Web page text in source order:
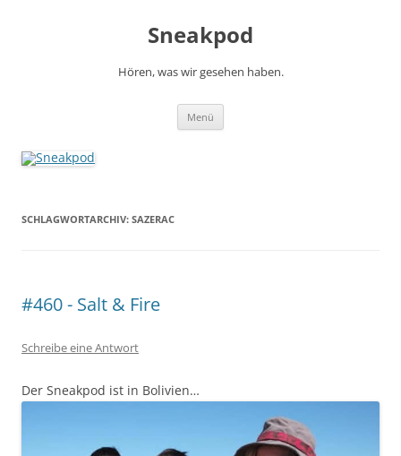
Sneakpod
Hören, was wir gesehen haben.
Menü
SCHLAGWORTARCHIV: SAZERAC
#460 - Salt & Fire
Schreibe eine Antwort
Der Sneakpod ist in Bolivien…